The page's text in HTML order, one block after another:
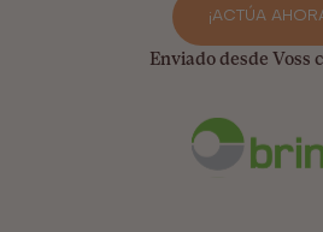
¡ACTÚA
Enviado desde Voss